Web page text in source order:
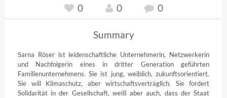
0 0 0
Summary
Sarna Röser ist leidenschaftliche Unternehmerin, Netzwerkerin
und Nachfolgerin eines in dritter Generation geführten
Familienunternehmens. Sie ist jung, weiblich, zukunftsorientiert.
Sie will Klimaschutz, aber wirtschaftsverträglich. Sie fordert
Solidarität in der Gesellschaft, weiß aber auch, dass der Staat